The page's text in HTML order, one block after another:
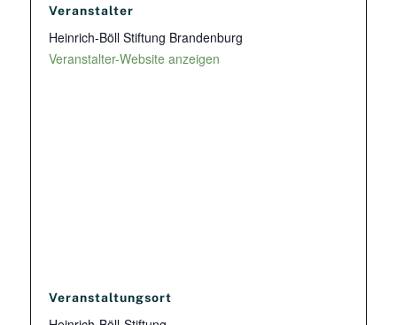
Veranstalter
Heinrich-Böll Stiftung Brandenburg
Veranstalter-Website anzeigen
Veranstaltungsort